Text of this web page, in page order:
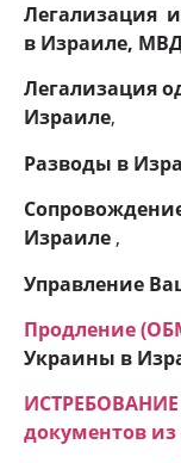
Легализация
в Израиле,
Легализация
Израиле,
Разводы в
Израиле ,
Управление
Продление
Украины в
документов